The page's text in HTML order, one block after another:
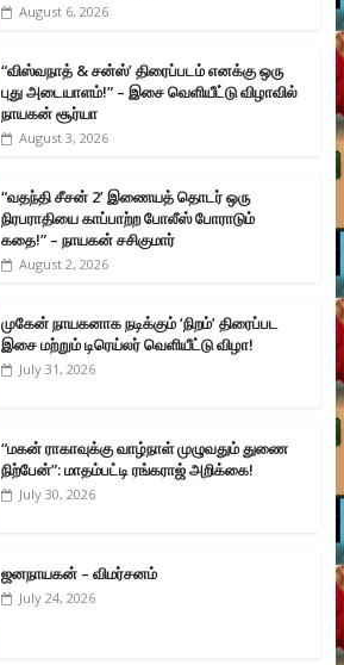
August 6, 2026
“விஸ்வநாத் & சன்ஸ்’ திரைப்படம் எனக்கு ஒரு
புது அடையாளம்!” – இசை வெளியீட்டு விழாவில்
நாயகன் சூர்யா
August 3, 2026
“வதந்தி சீசன் 2’ இணையத் தொடர் ஒரு
நிரபராதியை காப்பாற்ற போலீஸ் போராடும்
கதை!” – நாயகன் சசிகுமார்
August 2, 2026
முகேன் நாயகனாக நடிக்கும் ‘நிறம்’ திரைப்பட
இசை மற்றும் டிரெய்லர் வெளியீட்டு விழா!
July 31, 2026
“மகன் ராகாவுக்கு வாழ்நாள் முழுவதும் துணை
நிற்பேன்”: மாதம்பட்டி ரங்கராஜ் அறிக்கை!
July 30, 2026
ஜனநாயகன் – விமர்சனம்
July 24, 2026